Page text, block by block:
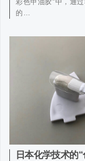
彩色甲油胶”中，通
的…
日本化学技术的